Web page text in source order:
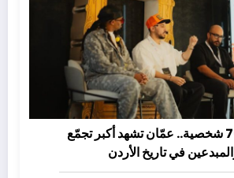
بحضور تجاوز 700 شخصية.. عمّان تشهد أكبر تجمّع
في تاريخ الأردن